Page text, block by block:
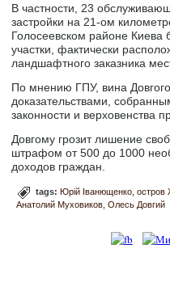
В частности, 23
застройки на 21-ом
Голосеевском районе
участки, фактически
ландшафтного заказника
По мнению ГПУ, вина
доказательствами,
законности и верховенства
Довгому грозит лишение
штрафом от 500 до 1000
доходов граждан.
tags:Юрій Іванющенко остров
Анатолий Муховиков Олесь Довгий